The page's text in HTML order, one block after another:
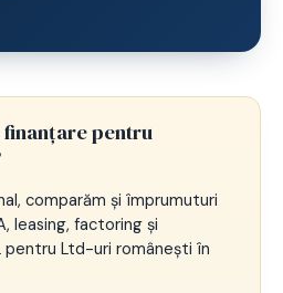
finanțare pentru
comparăm și împrumuturi
leasing, factoring și
pentru Ltd-uri românești în